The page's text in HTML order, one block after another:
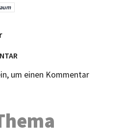
um einen Kommentar